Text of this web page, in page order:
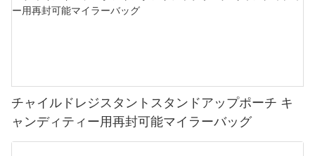
チャイルドレジスタントスタンドアップポーチ キ
ャンディティー用再封可能マイラーバッグ